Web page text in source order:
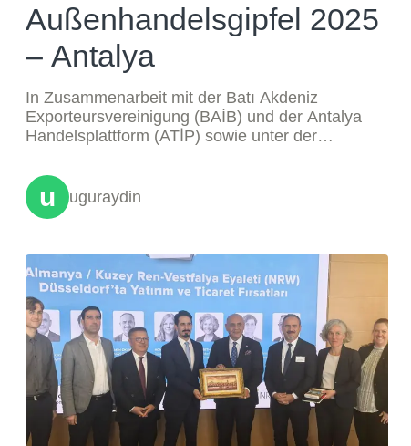
Außenhandelsgipfel 2025
– Antalya
In Zusammenarbeit mit der Batı Akdeniz
Exporteursvereinigung (BAİB) und der Antalya
Handelsplattform (ATİP) sowie unter der
Industriekammer (ATSO) kamen führende
Vertreter der türkischen und deutschen Wirtschaft
in Antalya zusammen.
u uguraydin